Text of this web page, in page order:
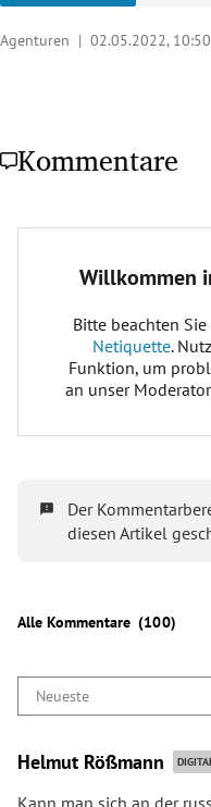
Agenturen | 02.05.2022, 10:50
Kommentare